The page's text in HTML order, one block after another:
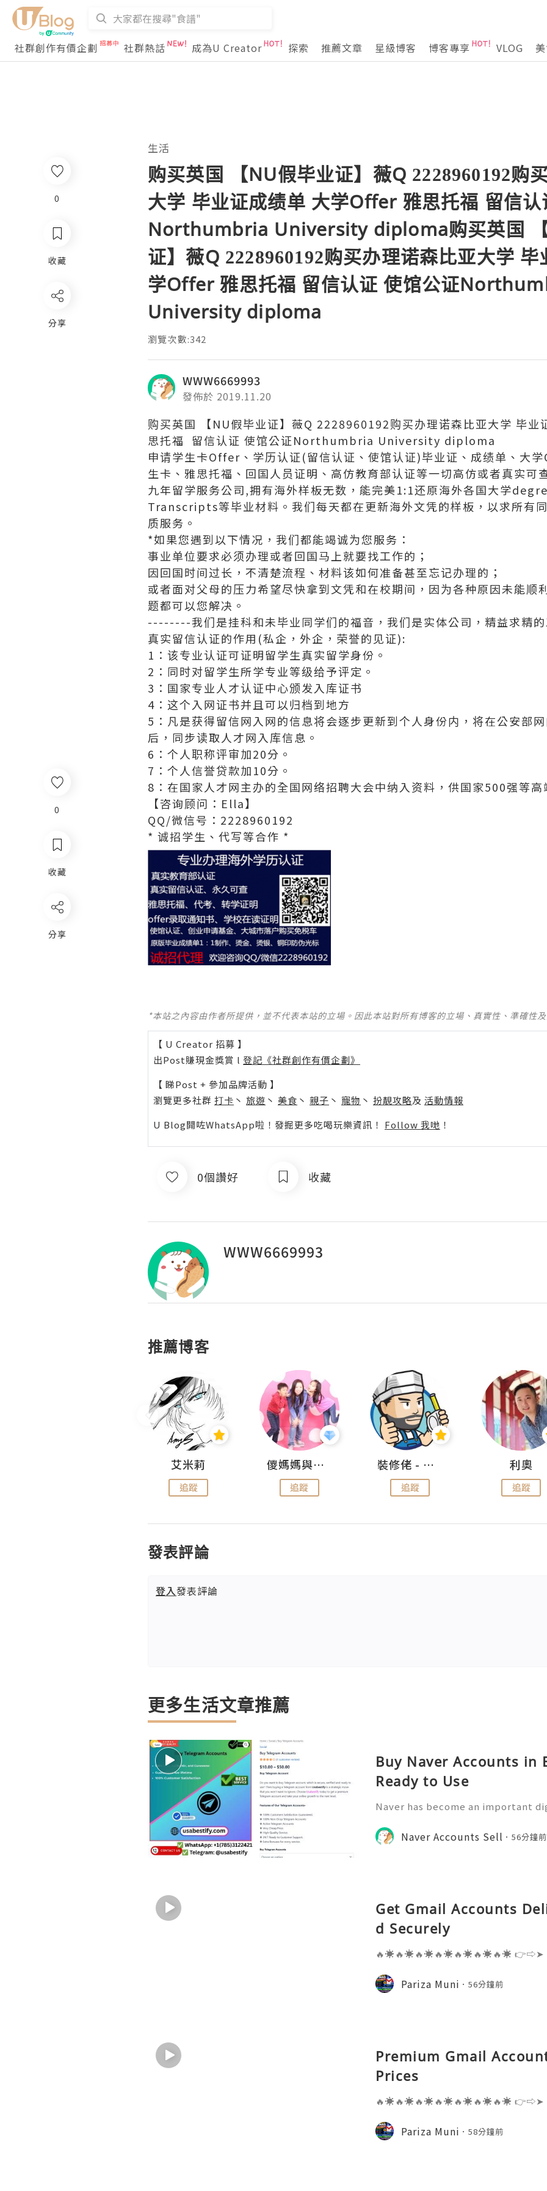
社群創作有價企劃 社群熱話 成為U Creator 探索 推薦文章 星級博客 博客專享 VLOG
0
收藏
分享
生活
购买英国 【NU假毕业证】薇Q 2228960192购
大学 毕业证成绩单 大学Offer 雅思托福 留信
Northumbria University diploma购买英国
证】薇Q 2228960192购买办理诺森比亚大学
学Offer 雅思托福 留信认证 使馆公证
University diploma
瀏覽次數:342
WWW6669993
發佈於 2019.11.20
购买英国 【NU假毕业证】薇Q 2228960192购买办理诺森比亚大学 毕
思托福 留信认证 使馆公证Northumbria University diploma
申请学生卡Offer、学历认证(留信认证、使馆认证)毕业证、成绩单、大
生卡、雅思托福、回国人员证明、高仿教育部认证等一切高仿或者真实可
九年留学服务公司,拥有海外样板无数，能完美1:1还原海外各国大学
Transcripts等毕业材料。我们每天都在更新海外文凭的样板，以求所有
质服务。
*如果您遇到以下情况，我们都能竭诚为您服务：
事业单位要求必须办理或者回国马上就要找工作的；
因回国时间过长，不清楚流程、材料该如何准备甚至忘记办理的；
或者面对父母的压力希望尽快拿到文凭和在校期间，因为各种原因未能顺
题都可以您解决。
--------我们是挂科和未毕业同学们的福音，我们是实体公司，精益求精
真实留信认证的作用(私企，外企，荣誉的见证):
1：该专业认证可证明留学生真实留学身份。
2：同时对留学生所学专业等级给予评定。
3：国家专业人才认证中心颁发入库证书
4：这个入网证书并且可以归档到地方
5：凡是获得留信网入网的信息将会逐步更新到个人身份内，将在公安部
后，同步读取人才网入库信息。
6：个人职称评审加20分。
7：个人信誉贷款加10分。
8：在国家人才网主办的全国网络招聘大会中纳入资料，供国家500强等
【咨询顾问：Ella】
QQ/微信号：2228960192
* 诚招学生、代写等合作 *
*本站之內容由作者所提供，並不代表本站的立場。因此本站對所有博客的立場、真實性、準確性
【 U Creator 招募 】
出Post賺現金獎賞 l 登記《社群創作有價企劃》
【 睇Post + 參加品牌活動 】
瀏覽更多社群 打卡 丶 旅遊 丶 美食 丶 親子 丶 寵物 丶 扮靚攻略及 活動情報
U Blog開咗WhatsApp啦！發掘更多吃喝玩樂資訊！ Follow 我哋 ！
0個讚好 收藏
WWW6669993
推薦博客
艾米莉
追蹤
儍媽媽與兩隻小魔怪之家
追蹤
裝修佬 - 香港一站式網上裝修平台
追蹤
利奧
追蹤
發表評論
登入發表評論
更多生活文章推薦
Buy Naver Accounts in
Ready to Use
Naver has become an important
y participation. Understanding
can help individuals, educ
Naver Accounts Sell 56分鐘前
Get Gmail Accounts
d Securely
🔥☀️🔥☀️🔥☀️🔥☀️🔥☀️🔥☀️🔥☀️ 👉⇨➤
ail.com 👉⇨➤ Visit To Website:
s one of the most widely used
Pariza Muni 56分鐘前
Premium Gmail
Prices
🔥☀️🔥☀️🔥☀️🔥☀️🔥☀️🔥☀️🔥☀️ 👉⇨➤
ail.com 👉⇨➤ Visit To Website:
s one of the most widely used
Pariza Muni 58分鐘前
0
收藏
分享